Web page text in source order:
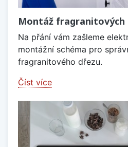
Montáž fragranitových
Na přání vám zašleme
montážní schéma pro
fragranitového dřezu.
Číst více